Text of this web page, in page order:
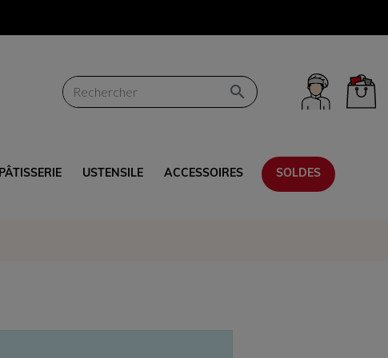

PÂTISSERIE USTENSILE ACCESSOIRES SOLDES